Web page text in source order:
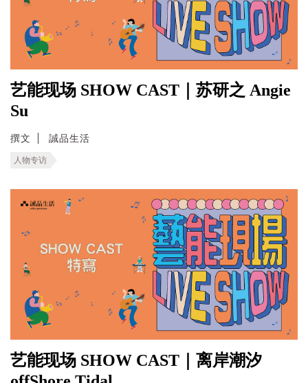
艺能现场 SHOW CAST｜苏研之 Angie
Su
撰文 誠品生活
人物专访
艺能现场 SHOW CAST｜离岸潮汐